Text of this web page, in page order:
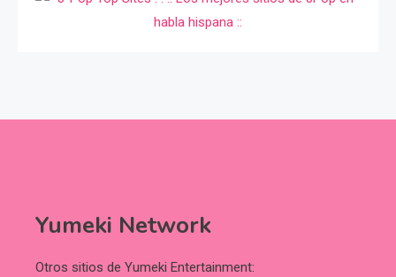
Yumeki Network
Otros sitios de Yumeki Entertainment: